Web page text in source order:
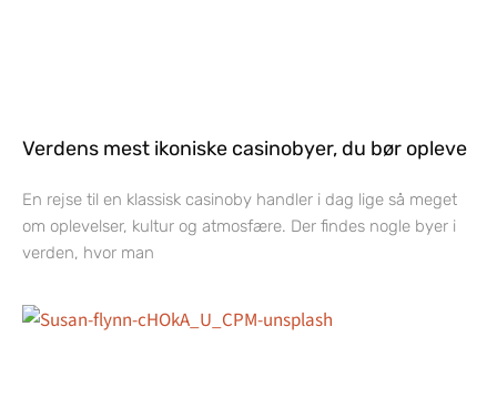
Verdens mest ikoniske casinobyer, du bør opleve
En rejse til en klassisk casinoby handler i dag lige så meget
om oplevelser, kultur og atmosfære. Der findes nogle byer i
verden, hvor man